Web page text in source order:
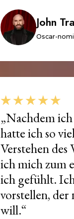
John
Oscar-
„Nachdem ich
hatte ich so
Verstehen des
ich mich zum
ich gefühlt.
vorstellen,
will.“